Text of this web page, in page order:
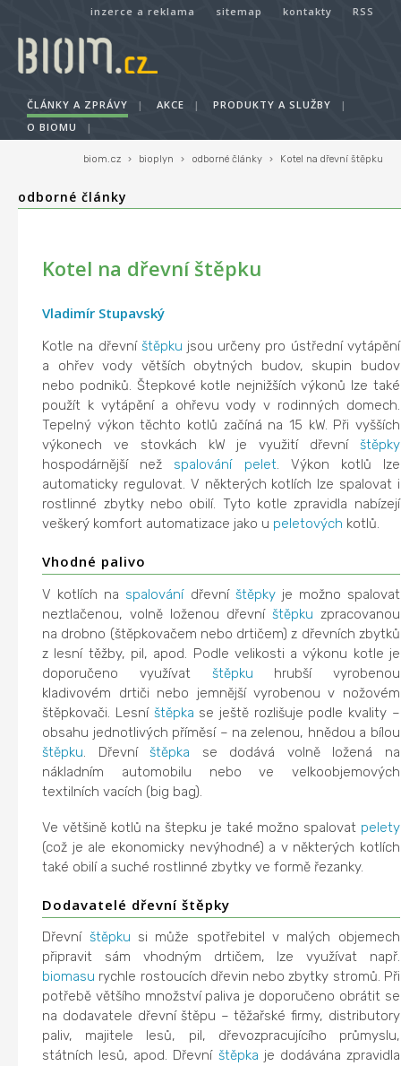
inzerce a reklama sitemap kontakty RSS
ČLÁNKY A ZPRÁVY | AKCE | PRODUKTY A SLUŽBY
|
O BIOMU
|
biom.cz › bioplyn › odborné články › Kotel na dřevní štěpku
odborné články
Kotel na dřevní štěpku
Vladimír Stupavský
Kotle na dřevní štěpku jsou určeny pro ústřední vytápění
a ohřev vody větších obytných budov, skupin budov
nebo podniků. Štepkové kotle nejnižších výkonů lze také
použít k vytápění a ohřevu vody v rodinných domech.
Tepelný výkon těchto kotlů začíná na 15 kW. Při vyšších
výkonech ve stovkách kW je využití dřevní štěpky
hospodárnější než spalování pelet. Výkon kotlů lze
automaticky regulovat. V některých kotlích lze spalovat i
rostlinné zbytky nebo obilí. Tyto kotle zpravidla nabízejí
veškerý komfort automatizace jako u peletových kotlů.
Vhodné palivo
V kotlích na spalovánídřevní štěpkyje možno spalovat
neztlačenou, volně loženou dřevní štěpku zpracovanou
na drobno (štěpkovačem nebo drtičem) z dřevních zbytků
z lesní těžby, pil, apod. Podle velikosti a výkonu kotle je
doporučeno využívat štěpku hrubší vyrobenou
kladivovém drtiči nebo jemnější vyrobenou v nožovém
štěpkovači. Lesní štěpka se ještě rozlišuje podle kvality –
obsahu jednotlivých příměsí – na zelenou, hnědou a bílou
štěpku . Dřevníštěpka se dodává volně ložená na
nákladním automobilu nebo ve velkoobjemových
textilních vacích (big bag).
Ve většině kotlů na štepku je také možno spalovat pelety
(což je ale ekonomicky nevýhodné) a v některých kotlích
také obilí a suché rostlinné zbytky ve formě řezanky.
Dodavatelé dřevní štěpky
Dřevní štěpku si může spotřebitel v malých objemech
připravit sám vhodným drtičem, lze využívat např.
biomasu rychle rostoucích dřevin nebo zbytky stromů. Při
potřebě většího množství paliva je doporučeno obrátit se
na dodavatele dřevní štěpu – těžařské firmy, distributory
paliv, majitele lesů, pil, dřevozpracujícího průmyslu,
státních lesů, apod. Dřevní štěpka je dodávána zpravidla